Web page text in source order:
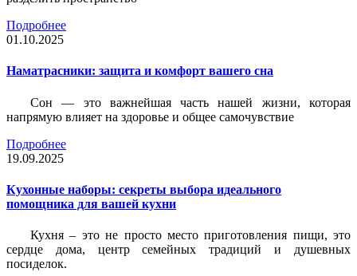
Подробнее
01.10.2025
Наматрасники: защита и комфорт вашего сна
Сон — это важнейшая часть нашей жизни, которая
напрямую влияет на здоровье и общее самочувствие
Подробнее
19.09.2025
Кухонные наборы: секреты выбора идеального
помощника для вашей кухни
Кухня – это не просто место приготовления пищи, это
сердце дома, центр семейных традиций и душевных
посиделок.